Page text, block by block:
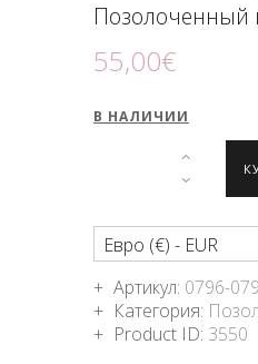
Позолоченный
55,00€
В НАЛИЧИИ
Евро (€) - EUR
Артикул: 0796-
Категория:
Product ID: 3550